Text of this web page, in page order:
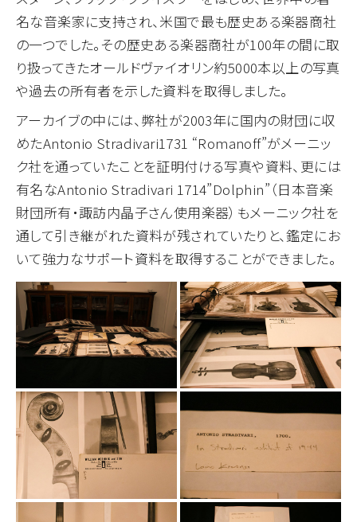
名な音楽家に支持され、米国で最も歴史ある楽器商社
の一つでした。その歴史ある楽器商社が100年の間に取
り扱ってきたオールドヴァイオリン約5000本以上の写真
や過去の所有者を示した資料を取得しました。
アーカイブの中には、弊社が2003年に国内の財団に収
めたAntonio Stradivari1731 “Romanoff”がメーニッ
ク社を通っていたことを証明付ける写真や資料、更には
有名なAntonio Stradivari 1714”Dolphin”（日本音楽
財団所有・諏訪内晶子さん使用楽器）もメーニック社を
通して引き継がれた資料が残されていたりと、鑑定にお
いて強力なサポート資料を取得することができました。